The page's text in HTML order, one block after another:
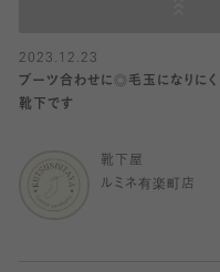
2023.12.23
ブーツ合わせに◎毛玉になりにく
靴下です
靴下屋
ルミネ有楽町店